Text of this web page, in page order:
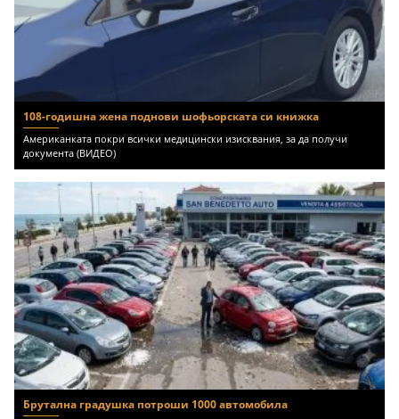
108-годишна жена поднови шофьорската си книжка
Американката покри всички медицински изисквания, за да получи
документа (ВИДЕО)
Брутална градушка потроши 1000 автомобила